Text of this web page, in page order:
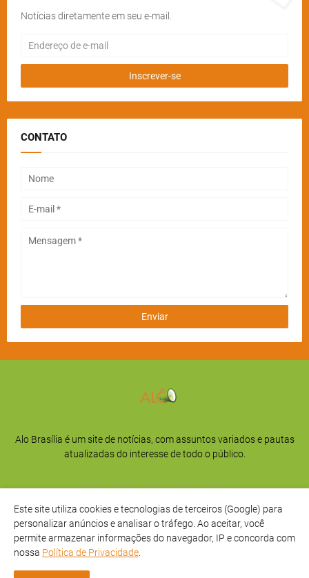
Notícias diretamente em seu e-mail.
CONTATO
Alo Brasília é um site de notícias, com assuntos variados e pautas
atualizadas do interesse de todo o público.
Início Sobre
Este site utiliza cookies e tecnologias de terceiros (Google) para
personalizar anúncios e analisar o tráfego. Ao aceitar, você
permite armazenar informações do navegador, IP e concorda com
nossa Política de Privacidade